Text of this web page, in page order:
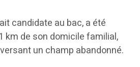
candidate au bac, a été
km de son domicile familial,
un champ abandonné.